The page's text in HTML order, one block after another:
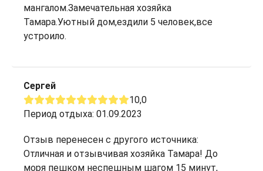
мангалом.Замечательная хозяйка
Тамара.Уютный дом,ездили 5 человек,все
устроило.
Сергей
10,0
Период отдыха: 01.09.2023
Отзыв перенесен с другого источника:
Отличная и отзывчивая хозяйка Тамара! До
моря пешком неспешным шагом 15 минут,